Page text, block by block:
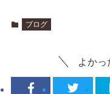
ブログ
よかっ